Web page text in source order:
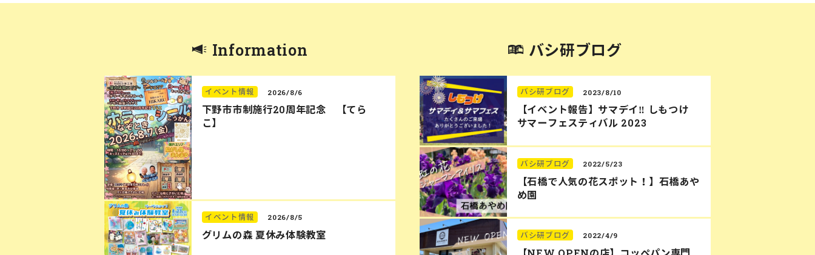
Information
イベント情報 2026/8/6
下野市市制施行20周年記念 【てら
こ】
イベント情報 2026/8/5
グリムの森 夏休み体験教室
バシ研ブログ
バシ研ブログ 2023/8/10
【イベント報告】サマデイ‼︎ しもつけ
サマーフェスティバル 2023
バシ研ブログ 2022/5/23
【石橋で人気の花スポット！】石橋あや
め園
バシ研ブログ 2022/4/9